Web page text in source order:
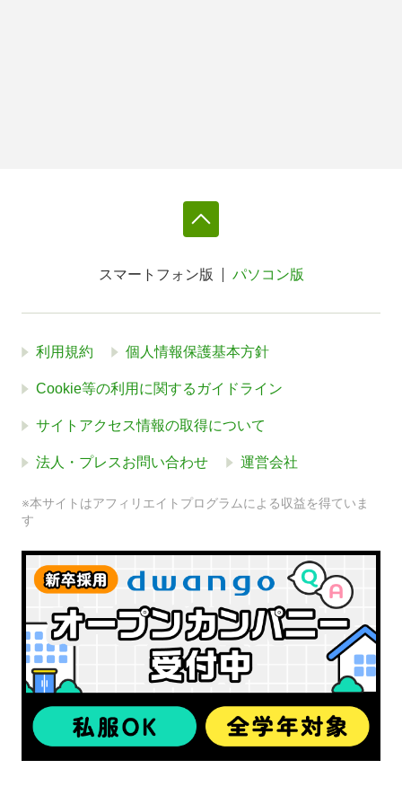
スマートフォン版 パソコン版
利用規約 個人情報保護基本方針
Cookie等の利用に関するガイドライン
サイトアクセス情報の取得について
法人・プレスお問い合わせ 運営会社
※本サイトはアフィリエイトプログラムによる収益を得ていま
す